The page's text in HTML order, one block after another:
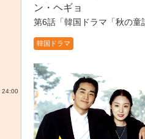
24:00
ン・ヘギョ
第6話「韓国ドラマ「秋の童
韓国ドラマ